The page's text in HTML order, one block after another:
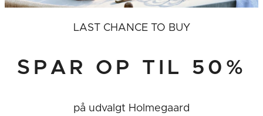
LAST CHANCE TO BUY
SPAR OP TIL 50%
på udvalgt Holmegaard